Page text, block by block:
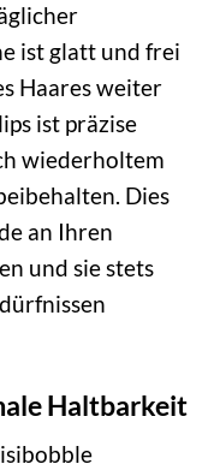
ist glatt und frei
Haares weiter
ist präzise
wiederholtem
Dies
an Ihren
und sie stets
Haltbarkeit